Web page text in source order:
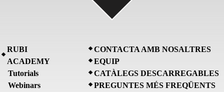
RUBI
ACADEMY
Tutorials
Webinars
CONTACTA AMB NOSALTRES
EQUIP
CATÀLEGS DESCARREGABLES
PREGUNTES MÉS FREQÜENTS